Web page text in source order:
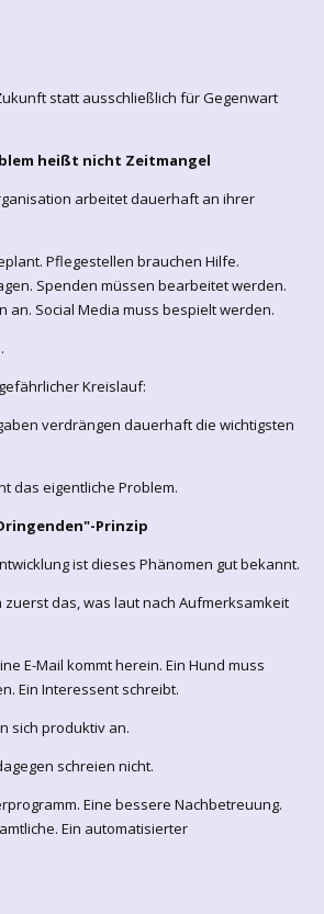
statt ausschließlich für Gegenwart
heißt nicht Zeitmangel
arbeitet dauerhaft an ihrer
Pflegestellen brauchen Hilfe.
Spenden müssen bearbeitet werden.
an. Social Media muss bespielt werden.
Kreislauf:
verdrängen dauerhaft die wichtigsten
das eigentliche Problem.
Prinzip
ist dieses Phänomen gut bekannt.
das, was laut nach Aufmerksamkeit
E-Mail kommt herein. Ein Hund muss
Ein Interessent schreibt.
sich produktiv an.
schreien nicht.
Eine bessere Nachbetreuung.
Ein automatisierter